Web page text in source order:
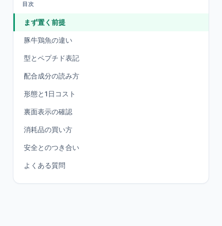
目次
まず置く前提
豚牛鶏魚の違い
型とペプチド表記
配合成分の読み方
形態と1日コスト
裏面表示の確認
消耗品の買い方
安全とのつき合い
よくある質問